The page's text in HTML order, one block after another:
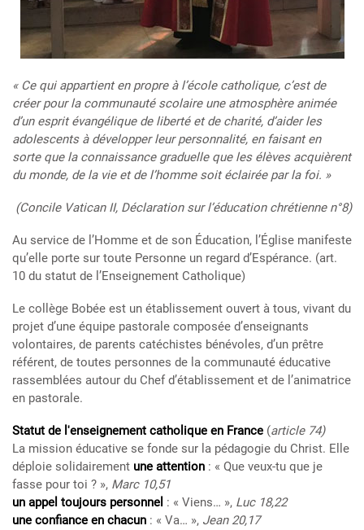
« Ce qui appartient en propre à l’école catholique, c’est de
créer pour la communauté scolaire une atmosphère animée
d’un esprit évangélique de liberté et de charité, d’aider les
adolescents à développer leur personnalité, en faisant en
sorte que la connaissance graduelle que les élèves acquièrent
du monde, de la vie et de l’homme soit éclairée par la foi. »
(Concile Vatican II, Déclaration sur l’éducation chrétienne n°8)
Au service de l’Homme et de son Éducation, l’Église manifeste
qu’elle porte sur toute Personne un regard d’Espérance. (art.
10 du statut de l’Enseignement Catholique)
Le collège Bobée est un établissement ouvert à tous, vivant du
projet d’une équipe pastorale composée d’enseignants
volontaires, de parents catéchistes bénévoles, d’un prêtre
référent, de toutes personnes de la communauté éducative
rassemblées autour du Chef d’établissement et de l’animatrice
en pastorale.
Statut de l'enseignement catholique en France (article 74)
La mission éducative se fonde sur la pédagogie du Christ. Elle
déploie solidairement une attention : « Que veux-tu que je
fasse pour toi ? », Marc 10,51
un appel toujours personnel : « Viens… », Luc 18,22
une confiance en chacun : « Va… », Jean 20,17